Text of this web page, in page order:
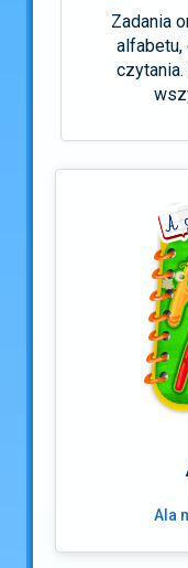
Zadania
alfabetu,
Ala